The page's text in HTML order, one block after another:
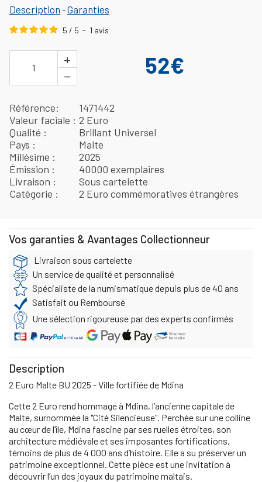
Description -Garanties
5 / 5 - 1 avis
1
+
−
52€
Référence
1471442
Valeur faciale
2 Euro
Qualité
Brillant Universel
Pays
Malte
Millésime
2025
Émission
40000 exemplaires
Livraison
Sous cartelette
Catégorie
2 Euro commémoratives étrangères
Vos garanties & Avantages Collectionneur
Livraison sous cartelette
Un service de qualité et personnalisé
Spécialiste de la numismatique depuis plus de 40 ans
Satisfait ou Remboursé
Une sélection rigoureuse par des experts confirmés
Description
2 Euro Malte BU 2025 - Ville fortifiée de Mdina
Cette 2 Euro rend hommage à Mdina, l’ancienne capitale de
Malte, surnommée la "Cité Silencieuse". Perchée sur une colline
au cœur de l’île, Mdina fascine par ses ruelles étroites, son
architecture médiévale et ses imposantes fortifications,
témoins de plus de 4 000 ans d’histoire. Elle a su préserver un
patrimoine exceptionnel. Cette pièce est une invitation à
découvrir l’un des joyaux du patrimoine maltais.